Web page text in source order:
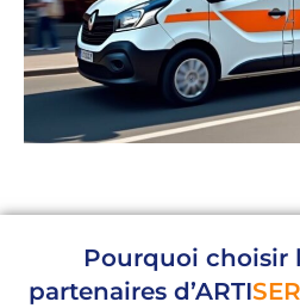
Pourquoi choisir
partenaires d’ARTI